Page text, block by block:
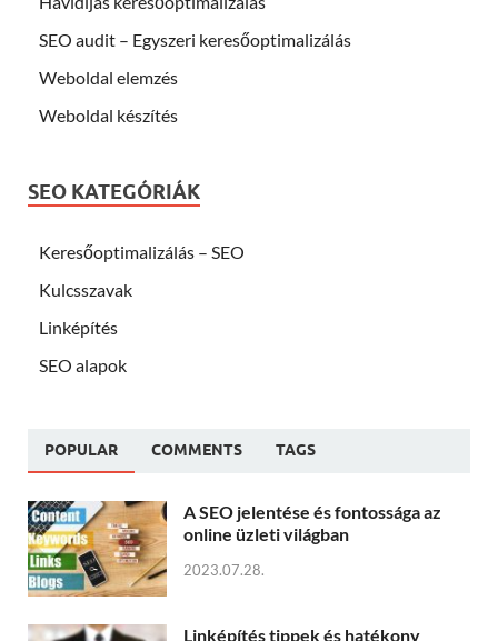
SEO audit – Egyszeri keresőoptimalizálás
Weboldal elemzés
Weboldal készítés
SEO KATEGÓRIÁK
Keresőoptimalizálás – SEO
Kulcsszavak
Linképítés
SEO alapok
POPULAR COMMENTS TAGS
A SEO jelentése és fontossága az
online üzleti világban
2023.07.28.
Linképítés tippek és hatékony